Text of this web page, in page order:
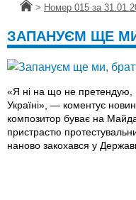
Головна
> Номер 015 за
ЗАПАНУЄМ ЩЕ
«Я ні на що не претендую,
Україні», — коментує
композитор буває на
пристрастю
наново закохався у